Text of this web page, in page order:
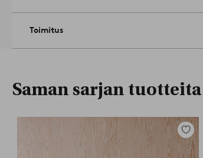
Toimitus
Saman sarjan tuotteita
Lisää